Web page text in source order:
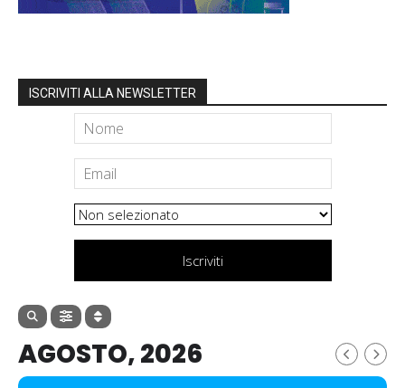
ISCRIVITI ALLA NEWSLETTER
Iscriviti
AGOSTO, 2026